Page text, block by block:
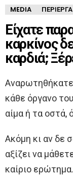
MEDIA ΠΕΡΊΕΡΓΑ
Είχατε
καρκίνος
καρδιά;
Αναρωτηθήκατε
κάθε όργανο
αίμα ή τα οστά,
Ακόμη κι αν δε
αξίζει να
καίριο ερώτημα.